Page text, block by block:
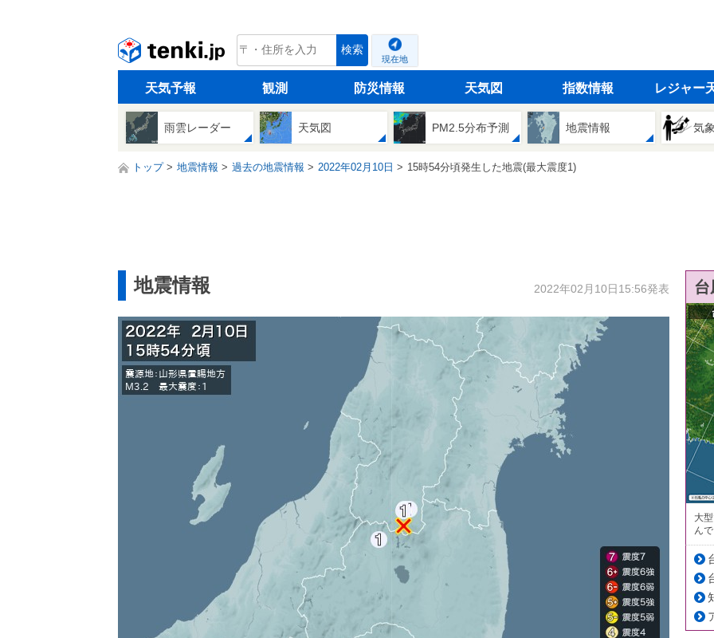
tenki.jp 検索
現在地
天気予報 観測 防災情報 天気図 指数情報 レジャー
雨雲レーダー 天気図 PM2.5分布予測 地震情報 気
トップ 地震情報 過去の地震情報 2022年02月10日 15時54分頃発生した地震(最大震度1)
地震情報 2022年02月10日15:56発表
大
ん